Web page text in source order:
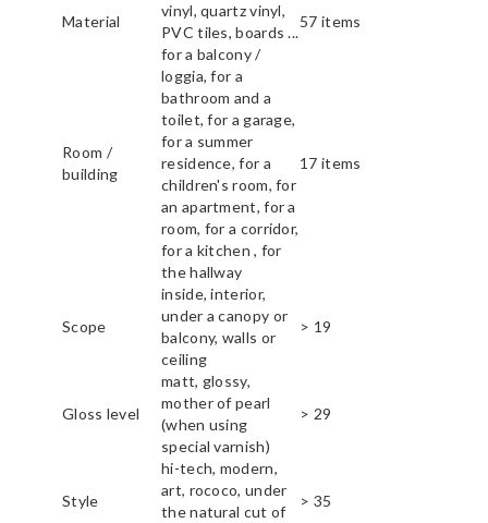
Material
vinyl, quartz vinyl,
PVC tiles, boards ...
57 items
Room /
building
for a balcony /
loggia, for a
bathroom and a
toilet, for a garage,
for a summer
residence, for a
children's room, for
an apartment, for a
room, for a corridor,
for a kitchen , for
the hallway
17 items
Scope
inside, interior,
under a canopy or
balcony, walls or
ceiling
> 19
Gloss level
matt, glossy,
mother of pearl
(when using
special varnish)
> 29
Style
hi-tech, modern,
art, rococo, under
the natural cut of
> 35